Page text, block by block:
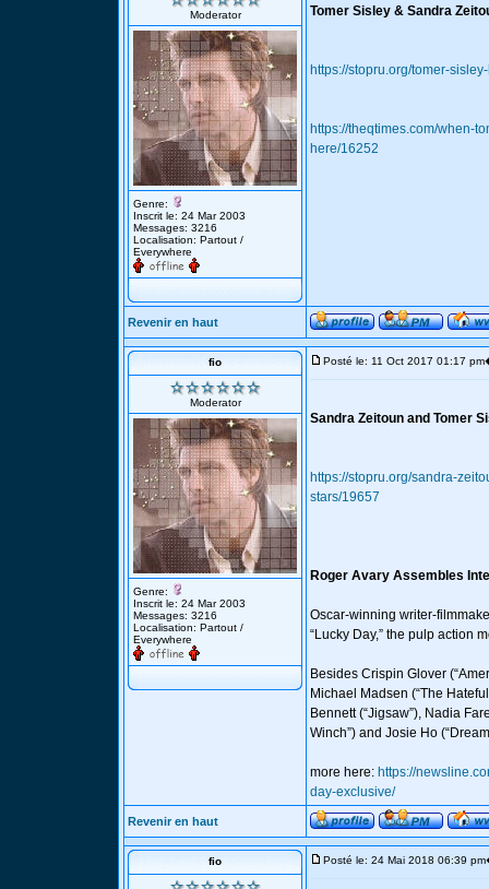
Moderator
Genre:
Inscrit le: 24 Mar 2003
Messages: 3216
Localisation: Partout /
Everywhere
Tomer Sisley & Sandra
https://stopru.org/tomer-
https://theqtimes.com/when-
here/16252
Revenir en haut
fio
Moderator
Genre:
Inscrit le: 24 Mar 2003
Messages: 3216
Localisation: Partout /
Everywhere
Posté le: 11 Oct 2017 01:17 pm
Sandra Zeitoun and Tomer
https://stopru.org/sandra-
stars/19657
Roger Avary Assembles
Oscar-winning writer-
“Lucky Day,” the pulp action
Besides Crispin Glover
Michael Madsen (“The
Bennett (“Jigsaw”), Nadia
Winch”) and Josie Ho
more here: https://
day-exclusive/
Revenir en haut
fio Posté le: 24 Mai 2018 06:39 pm